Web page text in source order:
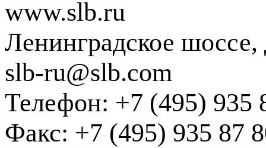
www.slb.ru
Ленинградское
slb-ru@slb.com
Телефон: +7 (495) 935
Факс: +7 (495) 935 87